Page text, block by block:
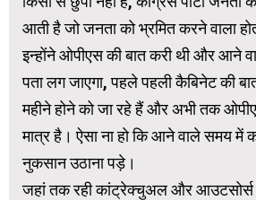
आती है जो जनता को भ्रमित करने वाला
इन्होंने ओपीएस की बात करी थी और आने
पता लग जाएगा, पहले पहली कैबिनेट की
महीने होने को जा रहे हैं और अभी तक
मात्र है। ऐसा ना हो कि आने वाले समय में
नुकसान उठाना पड़े।
जहां तक रही कांट्रेक्चुअल और आउटसोर्स